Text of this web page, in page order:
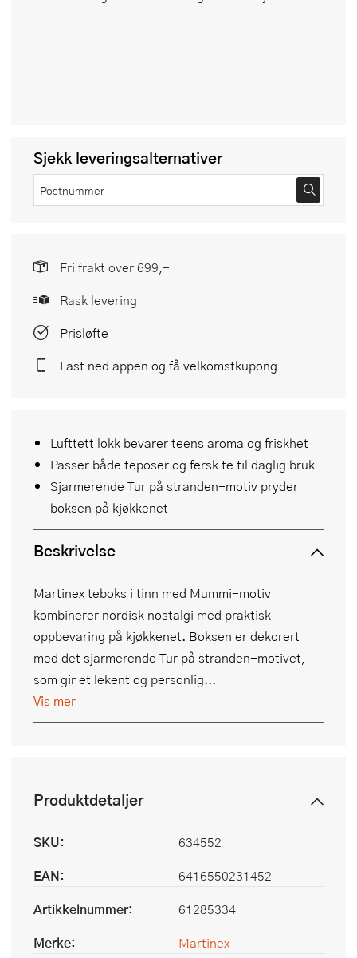
Lufttett lokk bevarer teens aroma og friskhet
Passer både teposer og fersk te til daglig bruk
Sjarmerende Tur på stranden-motiv pryder
boksen på kjøkkenet
Beskrivelse
Martinex teboks i tinn med Mummi-motiv
kombinerer nordisk nostalgi med praktisk
oppbevaring på kjøkkenet. Boksen er dekorert
med det sjarmerende Tur på stranden-motivet,
som gir et lekent og personlig...
Vis mer
Sjekk leveringsalternativer
Fri frakt over 699,-
Rask levering
Prisløfte
Last ned appen og få velkomstkupong
Produktdetaljer
SKU:
634552
EAN:
6416550231452
Artikkelnummer:
61285334
Merke:
Martinex